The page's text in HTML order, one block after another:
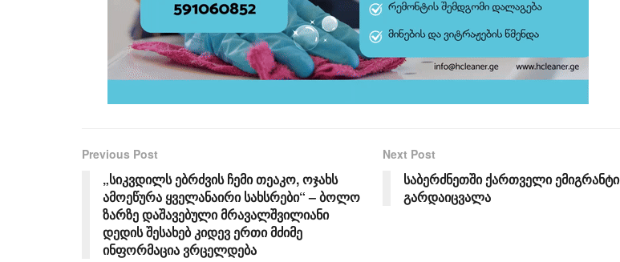
Previous Post
„სიკვდილს ებრძვის ჩემი თეაკო, ოჯახს
ამოეწურა ყველანაირი სახსრები“ – ბოლო
ზარზე დაშავებული მრავალშვილიანი
დედის შესახებ კიდევ ერთი მძიმე
ინფორმაცია ვრცელდება
Next Post
საბერძნეთში ქართველი ემიგრანტი
გარდაიცვალა